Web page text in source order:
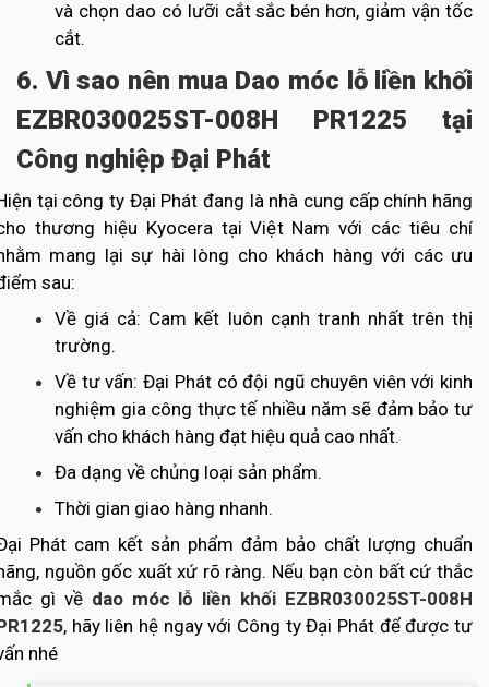
và chọn dao có lưỡi cắt sắc bén hơn, giảm vận tốc
cắt.
6. Vì sao nên mua Dao móc lỗ liền khối
EZBR030025ST-008H PR1225 tại
Công nghiệp Đại Phát
tại công ty Đại Phát đang là nhà cung cấp chính hãng
thương hiệu Kyocera tại Việt Nam với các tiêu chí
mang lại sự hài lòng cho khách hàng với các ưu
sau:
Về giá cả: Cam kết luôn cạnh tranh nhất trên thị
trường.
Về tư vấn: Đại Phát có đội ngũ chuyên viên với kinh
nghiệm gia công thực tế nhiều năm sẽ đảm bảo tư
vấn cho khách hàng đạt hiệu quả cao nhất.
Đa dạng về chủng loại sản phẩm.
Thời gian giao hàng nhanh.
Phát cam kết sản phẩm đảm bảo chất lượng chuẩn
nguồn gốc xuất xứ rõ ràng. Nếu bạn còn bất cứ thắc
gì về dao móc lỗ liền khối EZBR030025ST-008H
, hãy liên hệ ngay với Công ty Đại Phát để được tư
nhé